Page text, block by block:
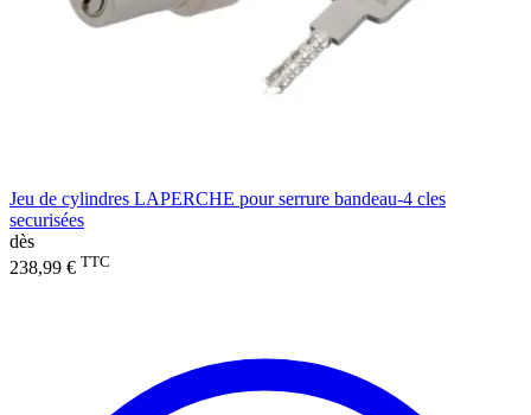
Jeu de cylindres LAPERCHE pour serrure bandeau-4 cles
securisées
dès
238,99 € TTC